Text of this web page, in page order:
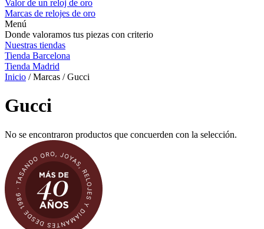
Valor de un reloj de oro
Marcas de relojes de oro
Menú
Donde valoramos tus piezas con criterio
Nuestras tiendas
Tienda Barcelona
Tienda Madrid
Inicio / Marcas / Gucci
Gucci
No se encontraron productos que concuerden con la selección.